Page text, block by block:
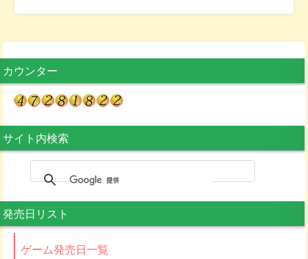
カウンター
サイト内検索
発売日リスト
ゲーム発売日一覧